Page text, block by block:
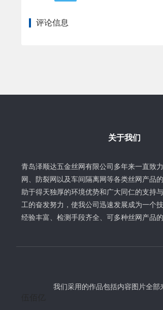
评论信息
关于我们
青岛泽顺达五金丝网有限公司多年来一直致
网、防裂网以及车间隔离网等各类丝网产品
助于得天独厚的环境优势和广大同仁的支持
工的奋发努力，使我公司迅速发展成为一个
经验丰富、检测手段齐全、可多种丝网产品的
我们采用的作品包括内容图片全